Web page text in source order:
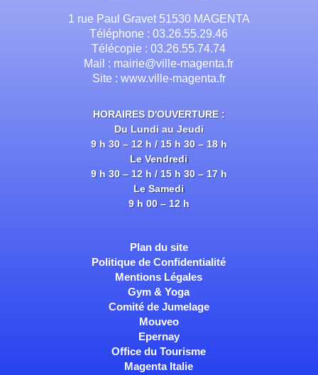
1 rue Paul Gravet 51530 MAGENTA
Téléphone : 03.26.55.29.46
Télécopie : 03.26.55.74.74
Mail : mairie@ville-magenta.fr
Site : www.ville-magenta.fr
HORAIRES D'OUVERTURE :
Du Lundi au Jeudi
9 h 30 – 12 h / 15 h 30 – 18 h
Le Vendredi
9 h 30 – 12 h / 15 h 30 – 17 h
Le Samedi
9 h 00 – 12 h
Plan du site
Politique de Confidentialité
Mentions Légales
Gym & Yoga
Comité de Jumelage
Mouveo
Epernay
Office du Tourisme
Magenta Italie